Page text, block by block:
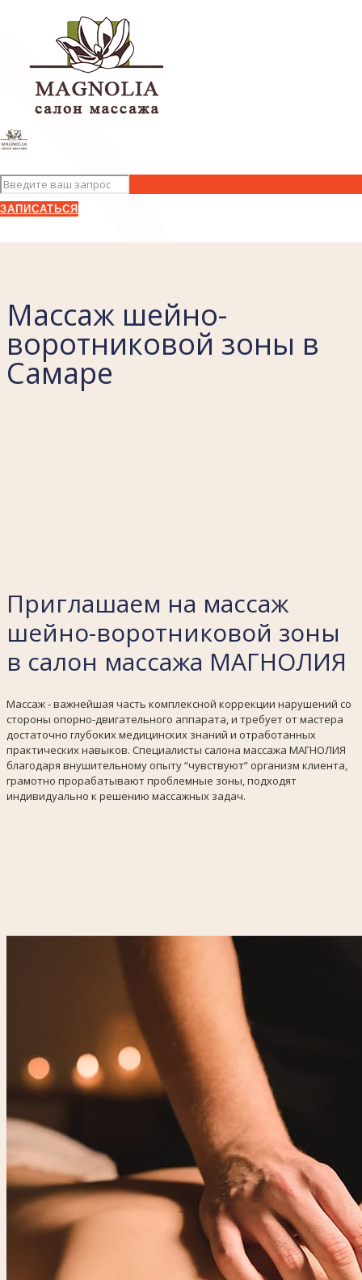
ЗАПИСАТЬСЯ
Массаж шейно-
воротниковой зоны в
Самаре
Приглашаем на массаж
шейно-воротниковой зоны
в салон массажа МАГНОЛИЯ
Массаж - важнейшая часть комплексной коррекции нарушений со
стороны опорно-двигательного аппарата, и требует от мастера
достаточно глубоких медицинских знаний и отработанных
практических навыков. Специалисты салона массажа МАГНОЛИЯ
благодаря внушительному опыту “чувствуют” организм клиента,
грамотно прорабатывают проблемные зоны, подходят
индивидуально к решению массажных задач.